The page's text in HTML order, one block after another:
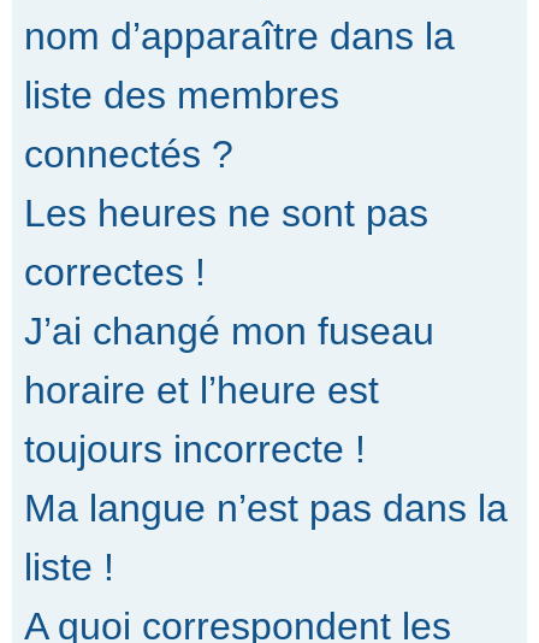
nom d’apparaître dans la
liste des membres
connectés ?
Les heures ne sont pas
correctes !
J’ai changé mon fuseau
horaire et l’heure est
toujours incorrecte !
Ma langue n’est pas dans la
liste !
A quoi correspondent les